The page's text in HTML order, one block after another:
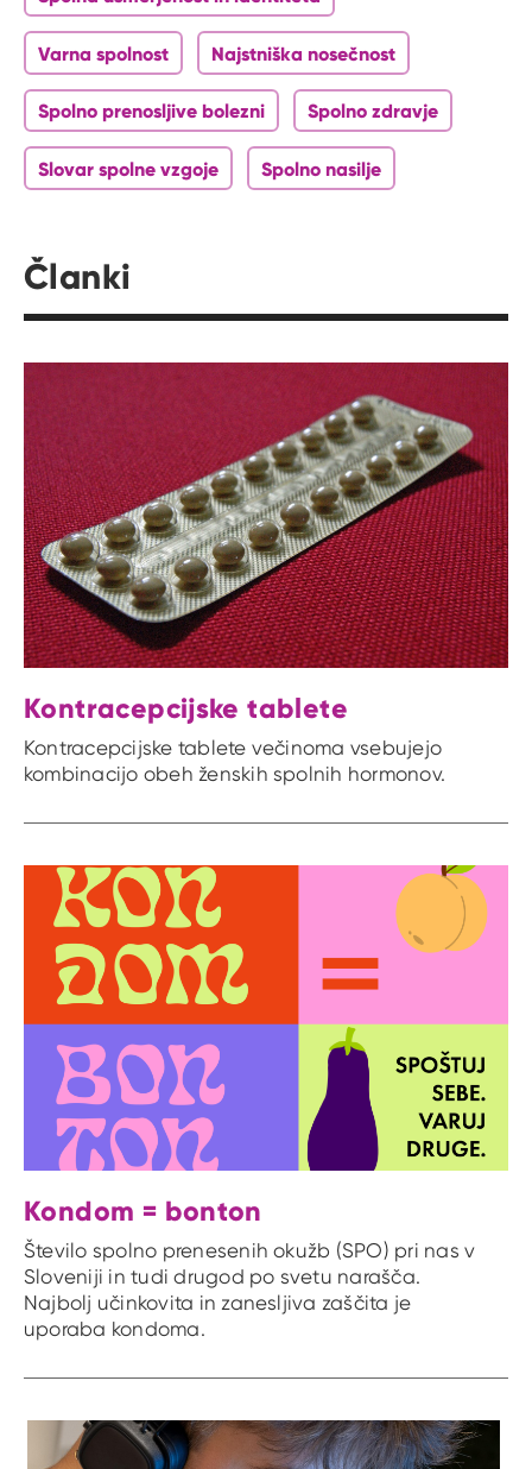
Varna spolnost Najstniška nosečnost
Spolno prenosljive bolezni Spolno zdravje
Slovar spolne vzgoje Spolno nasilje
Članki
Kontracepcijske tablete
Kontracepcijske tablete večinoma vsebujejo
kombinacijo obeh ženskih spolnih hormonov.
Kondom = bonton
Število spolno prenesenih okužb (SPO) pri nas v
Sloveniji in tudi drugod po svetu narašča.
Najbolj učinkovita in zanesljiva zaščita je
uporaba kondoma.